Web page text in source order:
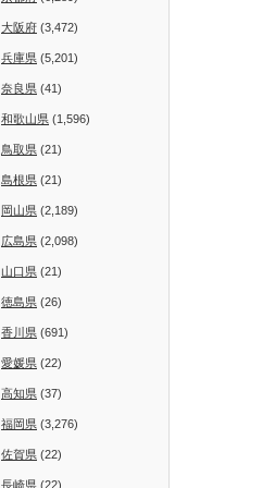
大阪府 (3,472)
兵庫県 (5,201)
奈良県 (41)
和歌山県 (1,596)
鳥取県 (21)
島根県 (21)
岡山県 (2,189)
広島県 (2,098)
山口県 (21)
徳島県 (26)
香川県 (691)
愛媛県 (22)
高知県 (37)
福岡県 (3,276)
佐賀県 (22)
長崎県 (22)